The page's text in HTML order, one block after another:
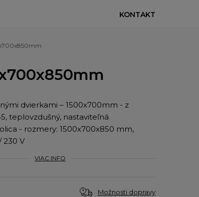
KONTAKT
dvierkami – 1500x700mm - z
teplovzdušný, nastaviteľná
- rozmery: 1500x700x850 mm,
230 V
VIAC INFO
Možnosti dopravy